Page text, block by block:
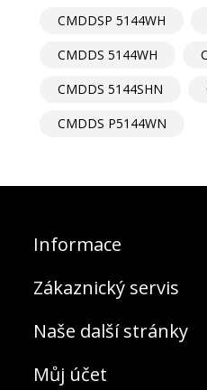
CMDDSP 5144WH
CMDDS 5144WH
CMDDS 5144SHN
CMDDS P5144WN
Informace
Zákaznický servis
Naše další stránky
Můj účet